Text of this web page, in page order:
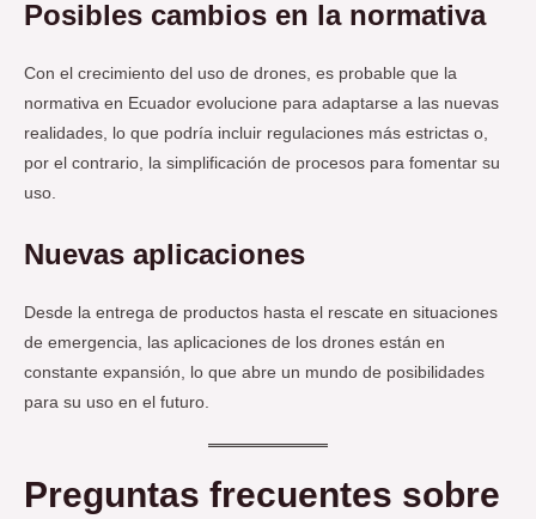
Posibles cambios en la normativa
Con el crecimiento del uso de drones, es probable que la
normativa en Ecuador evolucione para adaptarse a las nuevas
realidades, lo que podría incluir regulaciones más estrictas o,
por el contrario, la simplificación de procesos para fomentar su
uso.
Nuevas aplicaciones
Desde la entrega de productos hasta el rescate en situaciones
de emergencia, las aplicaciones de los drones están en
constante expansión, lo que abre un mundo de posibilidades
para su uso en el futuro.
Preguntas frecuentes sobre